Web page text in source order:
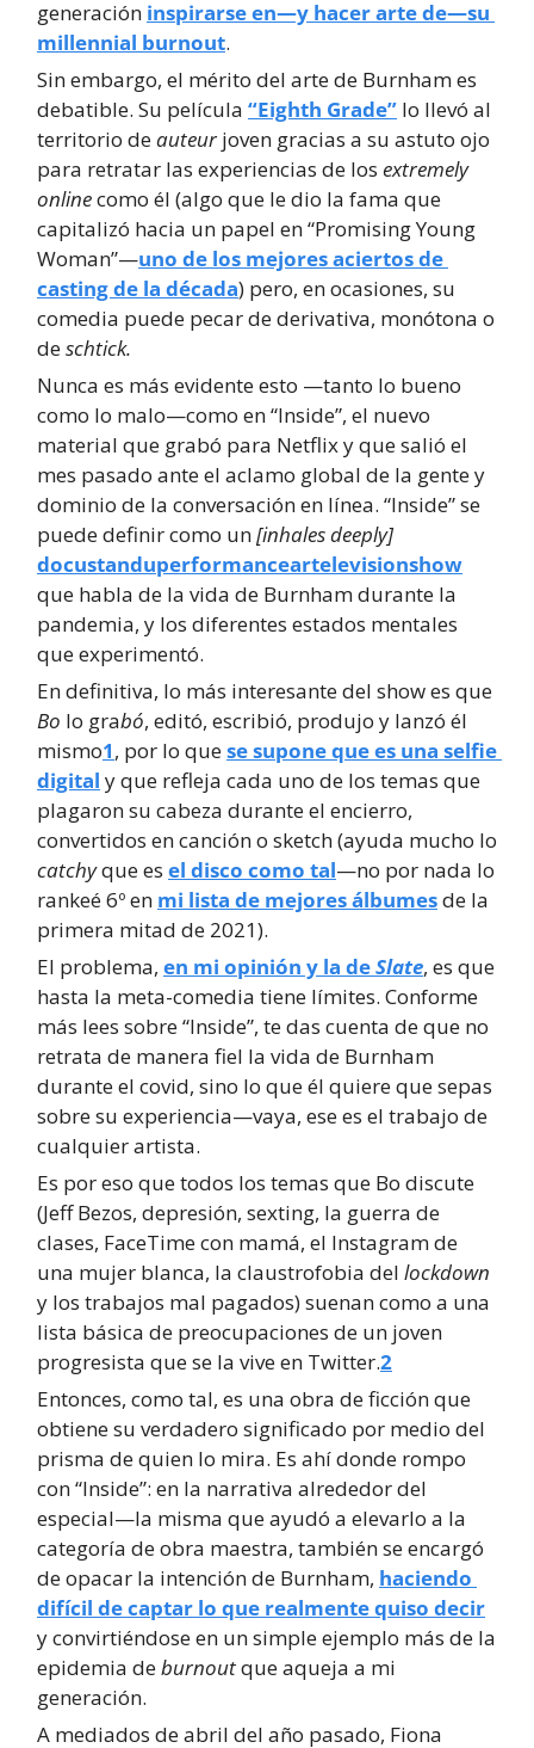
generación inspirarse en—y hacer arte de—su
millennial burnout.
Sin embargo, el mérito del arte de Burnham es
debatible. Su película “Eighth Grade” lo llevó al
territorio de auteur joven gracias a su astuto ojo
para retratar las experiencias de los extremely
online como él (algo que le dio la fama que
capitalizó hacia un papel en “Promising Young
Woman”—uno de los mejores aciertos de
casting de la década) pero, en ocasiones, su
comedia puede pecar de derivativa, monótona o
de schtick.
Nunca es más evidente esto —tanto lo bueno
como lo malo—como en “Inside”, el nuevo
material que grabó para Netflix y que salió el
mes pasado ante el aclamo global de la gente y
dominio de la conversación en línea. “Inside” se
puede definir como un [inhales deeply]
docustanduperformanceartelevisionshow
que habla de la vida de Burnham durante la
pandemia, y los diferentes estados mentales
que experimentó.
Bo lo grabó, editó, escribió, produjo y lanzó él
mismo1, por lo que se supone que es una selfie
digital y que refleja cada uno de los temas que
plagaron su cabeza durante el encierro,
catchy que es el disco como tal—no por nada lo
rankeé 6º en mi lista de mejores álbumes de la
primera mitad de 2021).
El problema, en mi opinión y la de Slate, es que
hasta la meta-comedia tiene límites. Conforme
más lees sobre “Inside”, te das cuenta de que no
retrata de manera fiel la vida de Burnham
durante el covid, sino lo que él quiere que sepas
sobre su experiencia—vaya, ese es el trabajo de
cualquier artista.
Es por eso que todos los temas que Bo discute
(Jeff Bezos, depresión, sexting, la guerra de
clases, FaceTime con mamá, el Instagram de
una mujer blanca, la claustrofobia del lockdown
y los trabajos mal pagados) suenan como a una
lista básica de preocupaciones de un joven
progresista que se la vive en Twitter.2
Entonces, como tal, es una obra de ficción que
obtiene su verdadero significado por medio del
prisma de quien lo mira. Es ahí donde rompo
con “Inside”: en la narrativa alrededor del
especial—la misma que ayudó a elevarlo a la
categoría de obra maestra, también se encargó
de opacar la intención de Burnham, haciendo
difícil de captar lo que realmente quiso decir
y convirtiéndose en un simple ejemplo más de la
epidemia de burnout que aqueja a mi
generación.
A mediados de abril del año pasado, Fiona